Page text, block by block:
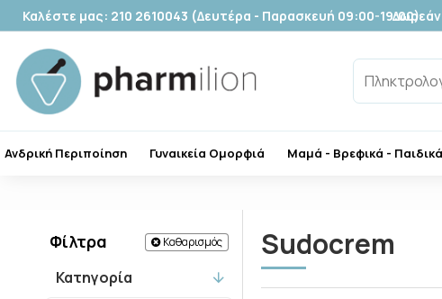
Καλέστε μας: 210 2610043 (Δευτέρα - Παρασκευή 09:00-19:00)
Δωρεάν
Ανδρική Περιποίηση Γυναικεία Ομορφιά Μαμά - Βρεφικά - Παιδικά
Φίλτρα Καθαρισμός
Κατηγορία
Sudocrem